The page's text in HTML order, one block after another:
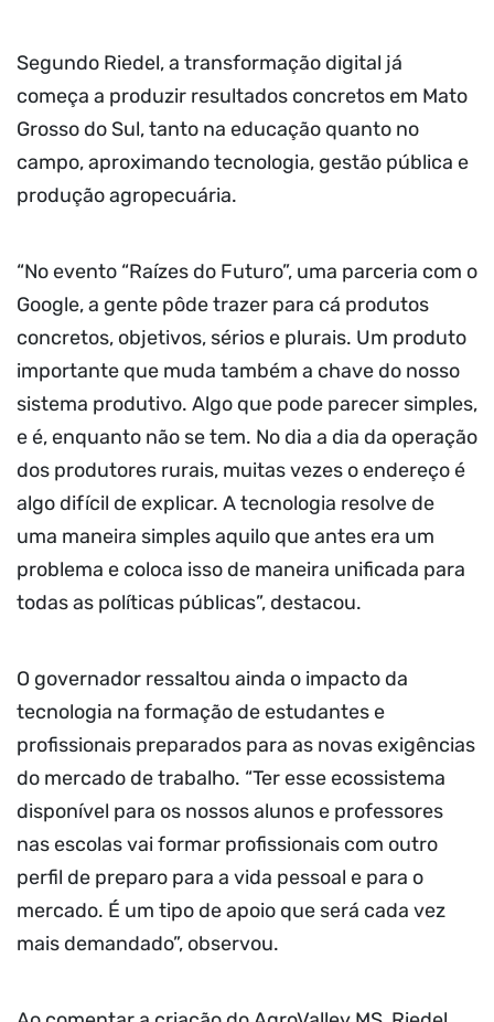
Segundo Riedel, a transformação digital já
começa a produzir resultados concretos em Mato
Grosso do Sul, tanto na educação quanto no
campo, aproximando tecnologia, gestão pública e
produção agropecuária.
“No evento “Raízes do Futuro”, uma parceria com o
Google, a gente pôde trazer para cá produtos
concretos, objetivos, sérios e plurais. Um produto
importante que muda também a chave do nosso
sistema produtivo. Algo que pode parecer simples,
e é, enquanto não se tem. No dia a dia da operação
dos produtores rurais, muitas vezes o endereço é
algo difícil de explicar. A tecnologia resolve de
uma maneira simples aquilo que antes era um
problema e coloca isso de maneira unificada para
todas as políticas públicas”, destacou.
O governador ressaltou ainda o impacto da
tecnologia na formação de estudantes e
profissionais preparados para as novas exigências
do mercado de trabalho. “Ter esse ecossistema
disponível para os nossos alunos e professores
nas escolas vai formar profissionais com outro
perfil de preparo para a vida pessoal e para o
mercado. É um tipo de apoio que será cada vez
mais demandado”, observou.